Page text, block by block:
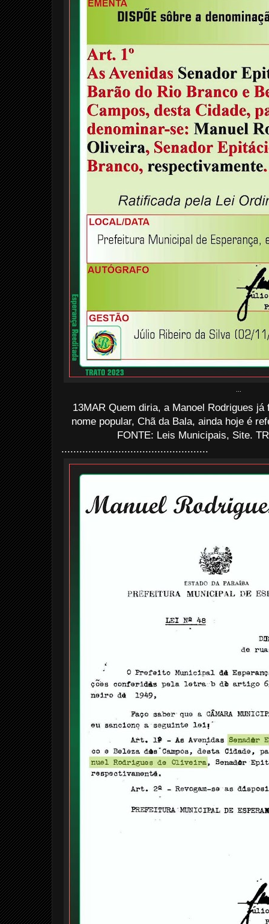
13MAR Quem diria, a Manoel Rodrigues
nome popular, Chã da Bala, ainda hoje é
FONTE: Leis Municipais, Site.
.................................................